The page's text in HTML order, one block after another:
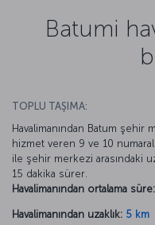
Batumi
TOPLU TAŞIMA:
Havalimanından Batum şehir
hizmet veren 9 ve 10
ile şehir merkezi arasındaki
15 dakika sürer.
Havalimanından ortalama süre:
Havalimanından uzaklık: 5 km